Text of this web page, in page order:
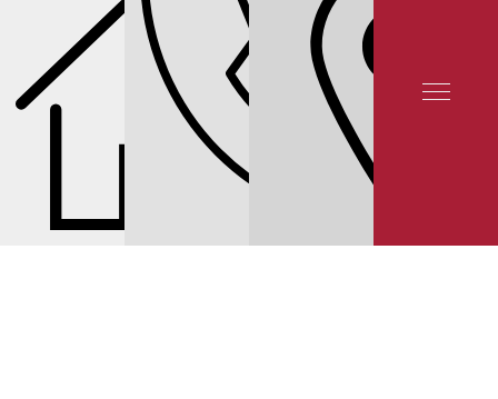
СЕРВИС INFINITI СЕРВИС INFINITI G КАЛЬКУЛЯТОР ТО
МАТЕРИАЛЫ ДЛЯ ТО
ЦЕНЫ НА ЗАМЕНУ ФИЛЬТРОВ INFINITI G V36
© 2025 YUNION MOTORS, OOO